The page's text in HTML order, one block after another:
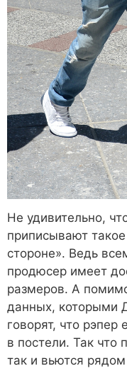
Не удивительно,
приписывают
стороне». Ведь
продюсер имеет
размеров. А
данных, которыми
говорят, что рэпер
в постели. Так
так и вьются